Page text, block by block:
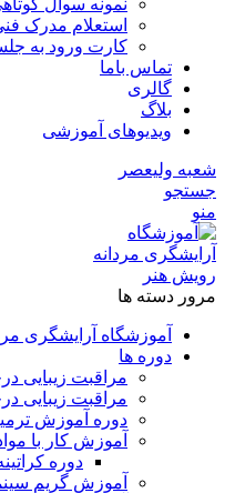
نمونه سوال
استعلام مدرک
کارت ورود به
تماس باما
گالری
بلاگ
ویدیوهای آموزشی
شعبه ولیعصر
جستجو
منو
مرور دسته ها
آموزشگاه آرایشگری
دوره ها
مراقبت زیبایی درجه 1 مردانه (کوتاهی
مراقبت زیبایی درجه 2 مردانه (کوتاهی
دوره آموزش
آموزش کار با
دوره
آموزش گریم